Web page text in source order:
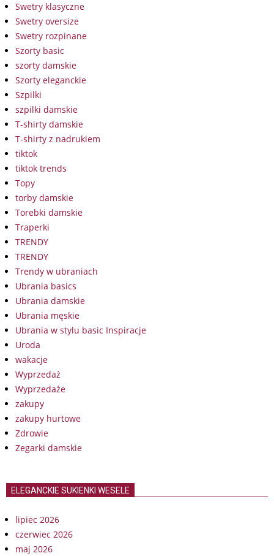
Swetry klasyczne
Swetry oversize
Swetry rozpinane
Szorty basic
szorty damskie
Szorty eleganckie
Szpilki
szpilki damskie
T-shirty damskie
T-shirty z nadrukiem
tiktok
tiktok trends
Topy
torby damskie
Torebki damskie
Traperki
TRENDY
TRENDY
Trendy w ubraniach
Ubrania basics
Ubrania damskie
Ubrania męskie
Ubrania w stylu basic Inspiracje
Uroda
wakacje
Wyprzedaż
Wyprzedaże
zakupy
zakupy hurtowe
Zdrowie
Zegarki damskie
ELEGANCKIE SUKIENKI WESELE
lipiec 2026
czerwiec 2026
maj 2026